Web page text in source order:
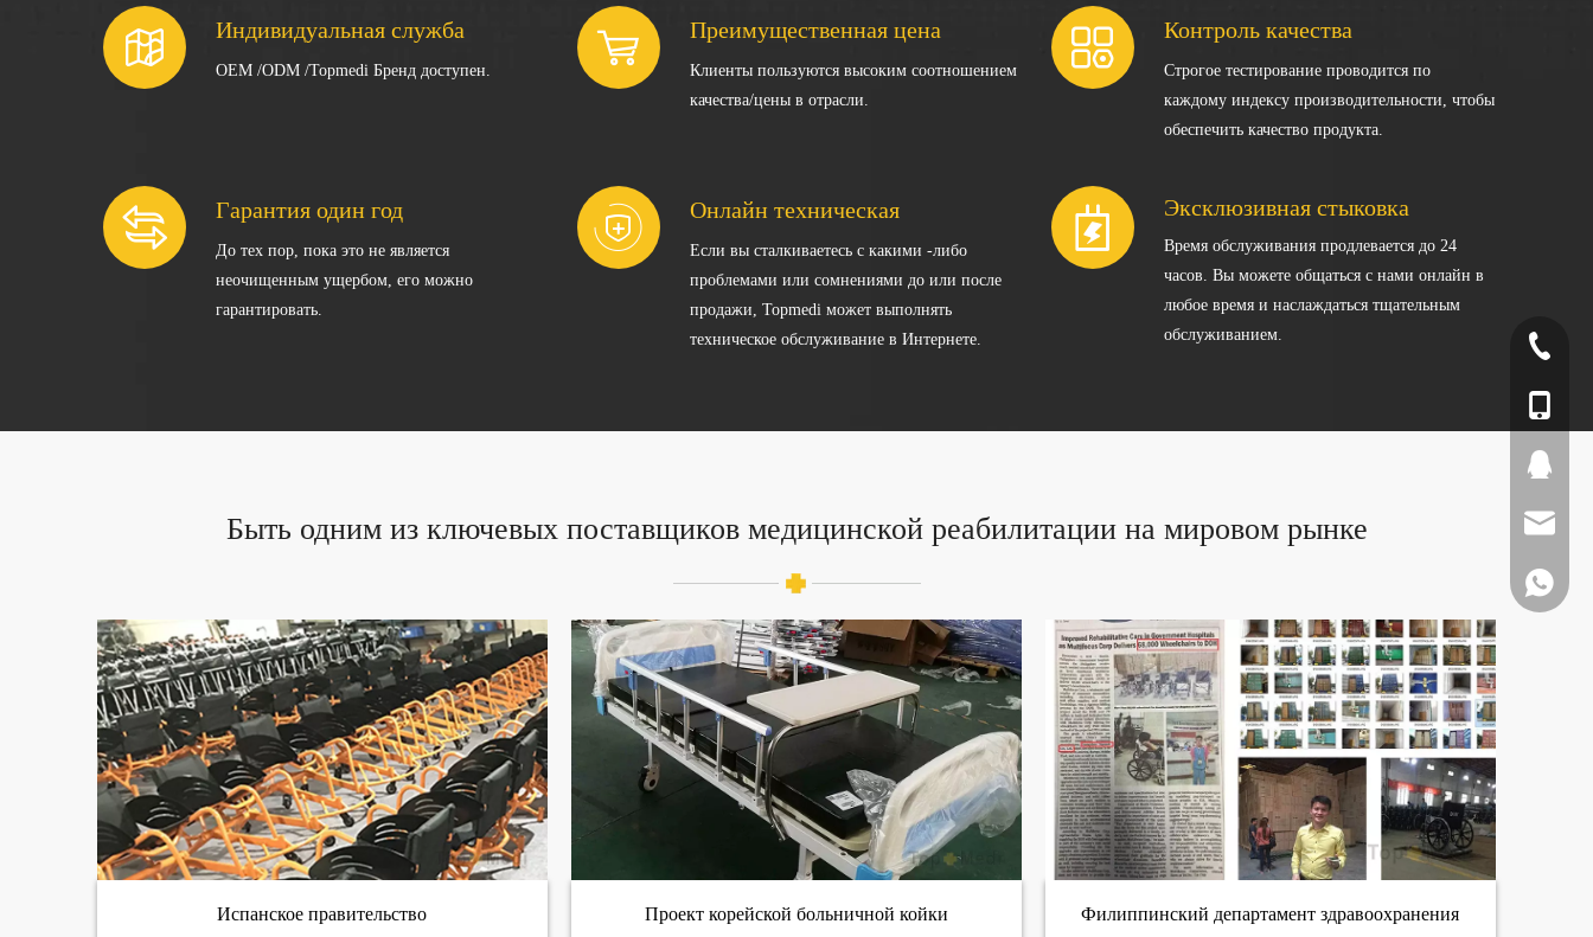
Индивидуальная служба
OEM /ODM /Topmedi Бренд доступен.
Преимущественная цена
Клиенты пользуются высоким соотношением
качества/цены в отрасли.
Контроль качества
Строгое тестирование проводится по
каждому индексу производительности, чтобы
обеспечить качество продукта.
Гарантия один год
До тех пор, пока это не является
неочищенным ущербом, его можно
гарантировать.
Онлайн техническая
Если вы сталкиваетесь с какими -либо
проблемами или сомнениями до или после
продажи, Topmedi может выполнять
техническое обслуживание в Интернете.
Эксклюзивная стыковка
Время обслуживания продлевается до 24
часов. Вы можете общаться с нами онлайн в
любое время и наслаждаться тщательным
обслуживанием.
Быть одним из ключевых поставщиков медицинской реабилитации на мировом рынке
Испанское правительство Проект корейской больничной койки Филиппинский департамент здравоохранения
+86-20-
+86-